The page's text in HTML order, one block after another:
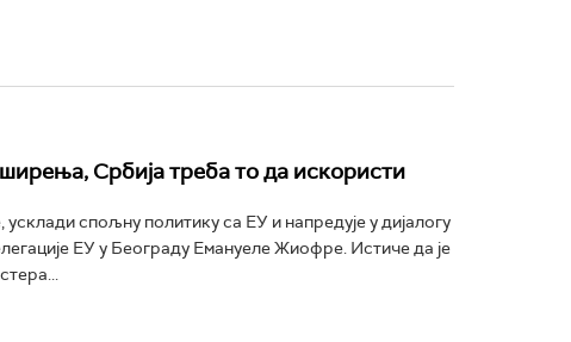
Србија треба то да искористи
спољну политику са ЕУ и напредује у дијалогу
ЕУ у Београду Емануеле Жиофре. Истиче да је